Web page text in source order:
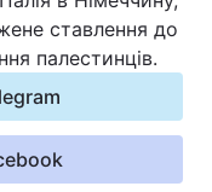
ставлення до
палестинців.